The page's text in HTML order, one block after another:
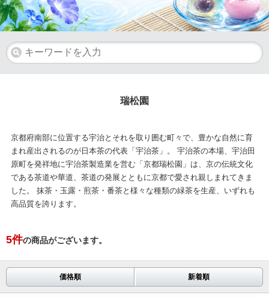
瑞松園
京都府南部に位置する宇治とそれを取り囲む町々で、豊かな自然に育
まれ産出されるのが日本茶の代表「宇治茶」。 宇治茶の本場、宇治田
原町を発祥地に宇治茶製造業を営む「京都瑞松園」は、京の伝統文化
である茶道や華道、茶道の発展とともに京都で愛され親しまれてきま
した。 抹茶・玉露・煎茶・番茶と様々な種類の緑茶を生産、いずれも
高品質を誇ります。
5件の商品がございます。
価格順 新着順